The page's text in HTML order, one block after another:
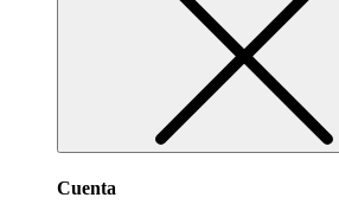
Cuenta